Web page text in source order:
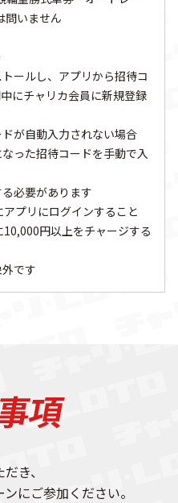
問いません
ールし、アプリから招待コ
にチャリカ会員に新規登録
が自動入力されない場合
った招待コードを手動で入
必要があります
プリにログインすること
円以上をチャージする
です
き、
にご参加ください。